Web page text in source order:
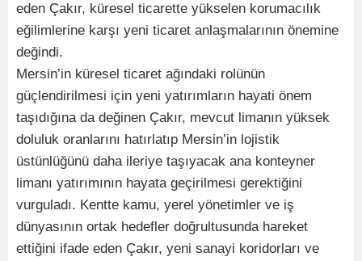
eden Çakır, küresel ticarette yükselen korumacılık
eğilimlerine karşı yeni ticaret anlaşmalarının önemine
değindi.
Mersin’in küresel ticaret ağındaki rolünün
güçlendirilmesi için yeni yatırımların hayati önem
taşıdığına da değinen Çakır, mevcut limanın yüksek
doluluk oranlarını hatırlatıp Mersin’in lojistik
üstünlüğünü daha ileriye taşıyacak ana konteyner
limanı yatırımının hayata geçirilmesi gerektiğini
vurguladı. Kentte kamu, yerel yönetimler ve iş
dünyasının ortak hedefler doğrultusunda hareket
ettiğini ifade eden Çakır, yeni sanayi koridorları ve